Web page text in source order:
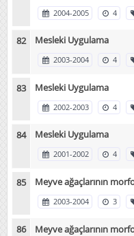
2004-2005 4
Mesleki Uygulama
2003-2004 4
Mesleki Uygulama
2002-2003 4
Mesleki Uygulama
2001-2002 4
Meyve ağaçlarının
2003-2004 3
Meyve ağaçlarının